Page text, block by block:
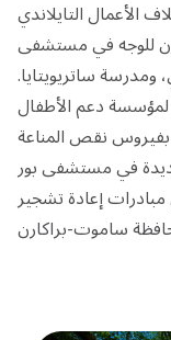
الأعمال التايلاندي
للوجه في مستشفى
ومدرسة ساتريويتايا.
لمؤسسة دعم الأطفال
بفيروس نقص المناعة
في مستشفى بور
إعادة تشجير